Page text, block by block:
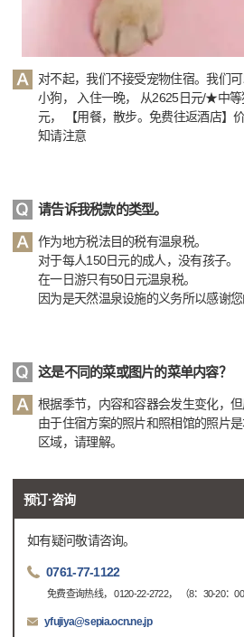
对不起，我们不接受宠物住宿。我们
小狗， 入住一晚， 从2625日元/★中等
元， 【用餐，散步。免费往返酒店】
知请注意
请告诉我税款的类型。
作为地方税法目的税有温泉税。
对于每人150日元的成人，没有孩子。
在一日游只有50日元温泉税。
因为是天然温泉设施的义务所以感谢您
这是不同的菜或图片的菜单内容？
根据季节，内容和容器会发生变化，但
由于住宿方案的照片和照相馆的照片
区域，请理解。
预订·咨询
如有疑问敬请咨询。
0761-77-1122
免费查询热线， 0120-22-2722， （8：30-20：00
yfujiya@sepia.ocn.ne.jp